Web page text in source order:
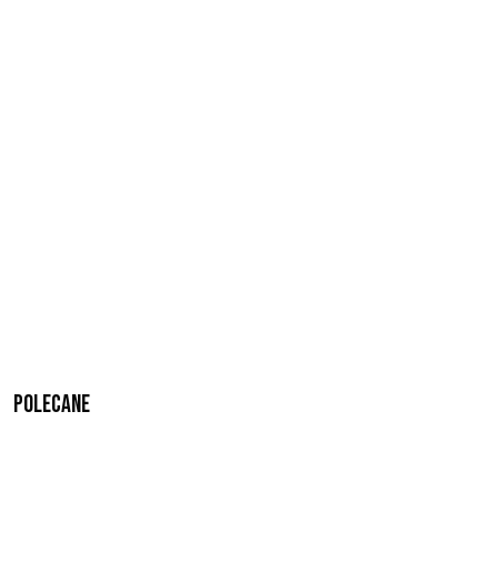
Polecane